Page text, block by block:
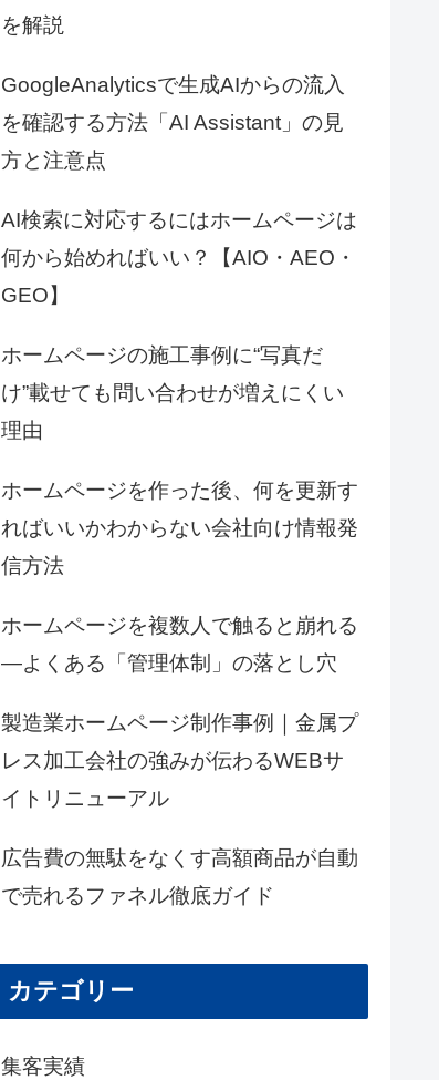
を解説
GoogleAnalyticsで生成AIからの流入
を確認する方法「AI Assistant」の見
方と注意点
AI検索に対応するにはホームページは
何から始めればいい？【AIO・AEO・
GEO】
ホームページの施工事例に“写真だ
け”載せても問い合わせが増えにくい
理由
ホームページを作った後、何を更新す
ればいいかわからない会社向け情報発
信方法
ホームページを複数人で触ると崩れる
―よくある「管理体制」の落とし穴
製造業ホームページ制作事例｜金属プ
レス加工会社の強みが伝わるWEBサ
イトリニューアル
広告費の無駄をなくす高額商品が自動
で売れるファネル徹底ガイド
カテゴリー
集客実績